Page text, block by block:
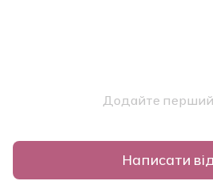
Додайте перший
Написати